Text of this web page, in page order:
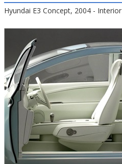
Hyundai E3 Concept, 2004 - Interior